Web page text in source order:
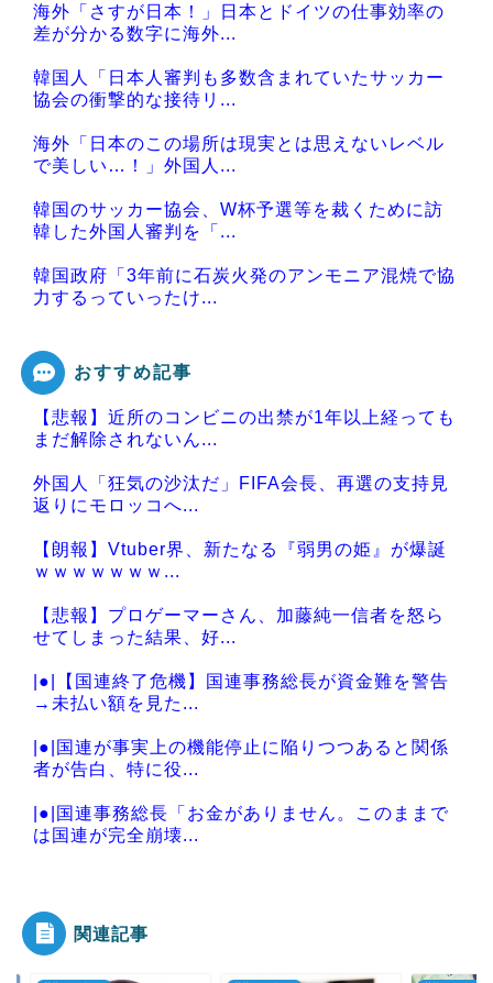
海外「さすが日本！」日本とドイツの仕事効率の
差が分かる数字に海外...
韓国人「日本人審判も多数含まれていたサッカー
協会の衝撃的な接待リ...
海外「日本のこの場所は現実とは思えないレベル
で美しい…！」外国人...
韓国のサッカー協会、W杯予選等を裁くために訪
韓した外国人審判を「...
韓国政府「3年前に石炭火発のアンモニア混焼で協
力するっていったけ...
Powered by livedoor 相互RSS
おすすめ記事
【悲報】近所のコンビニの出禁が1年以上経っても
まだ解除されないん...
外国人「狂気の沙汰だ」FIFA会長、再選の支持見
返りにモロッコへ...
【朗報】Vtuber界、新たなる『弱男の姫』が爆誕
ｗｗｗｗｗｗｗ...
【悲報】プロゲーマーさん、加藤純一信者を怒ら
せてしまった結果、好...
|●|【国連終了危機】国連事務総長が資金難を警告
→未払い額を見た...
|●|国連が事実上の機能停止に陥りつつあると関係
者が告白、特に役...
|●|国連事務総長「お金がありません。このままで
は国連が完全崩壊...
関連記事